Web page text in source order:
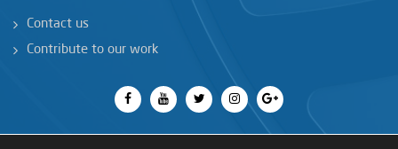
Contact us
Contribute to our work